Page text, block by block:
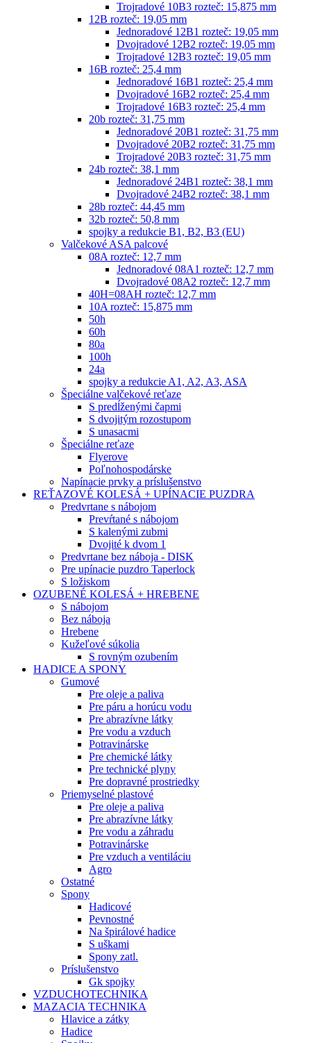
Trojradové 10B3 rozteč: 15,875 mm
12B rozteč: 19,05 mm
Jednoradové 12B1 rozteč: 19,05 mm
Dvojradové 12B2 rozteč: 19,05 mm
Trojradové 12B3 rozteč: 19,05 mm
16B rozteč: 25,4 mm
Jednoradové 16B1 rozteč: 25,4 mm
Dvojradové 16B2 rozteč: 25,4 mm
Trojradové 16B3 rozteč: 25,4 mm
20b rozteč: 31,75 mm
Jednoradové 20B1 rozteč: 31,75 mm
Dvojradové 20B2 rozteč: 31,75 mm
Trojradové 20B3 rozteč: 31,75 mm
24b rozteč: 38,1 mm
Jednoradové 24B1 rozteč: 38,1 mm
Dvojradové 24B2 rozteč: 38,1 mm
28b rozteč: 44,45 mm
32b rozteč: 50,8 mm
spojky a redukcie B1, B2, B3 (EU)
Valčekové ASA palcové
08A rozteč: 12,7 mm
Jednoradové 08A1 rozteč: 12,7 mm
Dvojradové 08A2 rozteč: 12,7 mm
40H=08AH rozteč: 12,7 mm
10A rozteč: 15,875 mm
50h
60h
80a
100h
24a
spojky a redukcie A1, A2, A3, ASA
Špeciálne valčekové reťaze
S predĺženými čapmi
S dvojitým rozostupom
S unasacmi
Špeciálne reťaze
Flyerove
Poľnohospodárske
Napínacie prvky a príslušenstvo
REŤAZOVÉ KOLESÁ + UPÍNACIE PUZDRA
Predvrtane s nábojom
Prevŕtané s nábojom
S kalenými zubmi
Dvojité k dvom 1
Predvrtane bez náboja - DISK
Pre upínacie puzdro Taperlock
S ložiskom
OZUBENÉ KOLESÁ + HREBENE
S nábojom
Bez náboja
Hrebene
Kužeľové súkolia
S rovným ozubením
HADICE A SPONY
Gumové
Pre oleje a paliva
Pre páru a horúcu vodu
Pre abrazívne látky
Pre vodu a vzduch
Potravinárske
Pre chemické látky
Pre technické plyny
Pre dopravné prostriedky
Priemyselné plastové
Pre oleje a paliva
Pre abrazívne látky
Pre vodu a záhradu
Potravinárske
Pre vzduch a ventiláciu
Agro
Ostatné
Spony
Hadicové
Pevnostné
Na špirálové hadice
S uškami
Spony zatl.
Príslušenstvo
Gk spojky
VZDUCHOTECHNIKA
MAZACIA TECHNIKA
Hlavice a zátky
Hadice